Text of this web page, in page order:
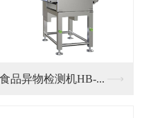
铝箔食品检测机